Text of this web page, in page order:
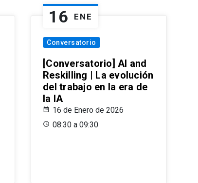
16 ENE
Conversatorio
[Conversatorio] AI and
Reskilling | La evolución
del trabajo en la era de
la IA
16 de Enero de 2026
08:30 a 09:30